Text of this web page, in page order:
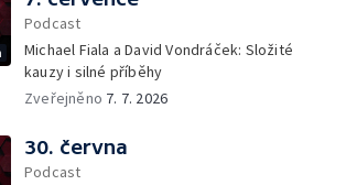
Podcast
Michael Fiala a David Vondráček: Složité
kauzy i silné příběhy
Zveřejněno 7. 7. 2026
30. června
Podcast